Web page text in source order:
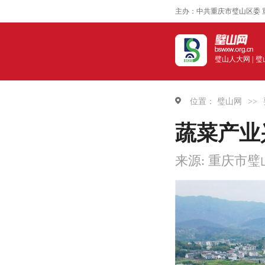
主办：中共重庆市璧山区委
璧山人大网 | 璧
位置： 璧山网 >>
蔬菜产
来源: 重庆市